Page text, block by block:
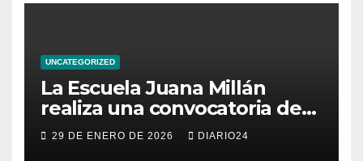
UNCATEGORIZED
La Escuela Juana Millán
realiza una convocatoria de
becas para mujeres
emprendedoras andaluzas
29 DE ENERO DE 2026 DIARIO24